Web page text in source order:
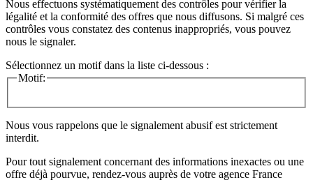
Nous effectuons systématiquement des contrôles pour vérifier la
légalité et la conformité des offres que nous diffusons. Si malgré ces
contrôles vous constatez des contenus inappropriés, vous pouvez
nous le signaler.
Sélectionnez un motif dans la liste ci-dessous :
Motif:
Nous vous rappelons que le signalement abusif est strictement
interdit.
Pour tout signalement concernant des informations inexactes ou une
offre déjà pourvue, rendez-vous auprès de votre agence France